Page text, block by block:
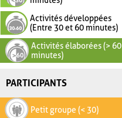
Activités développées
(Entre 30 et 60 minutes)
Activités élaborées (> 60
minutes)
PARTICIPANTS
Petit groupe (< 30)